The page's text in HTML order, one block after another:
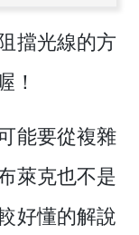
擋光線的方
！
能要從複雜
萊克也不是
好懂的解說